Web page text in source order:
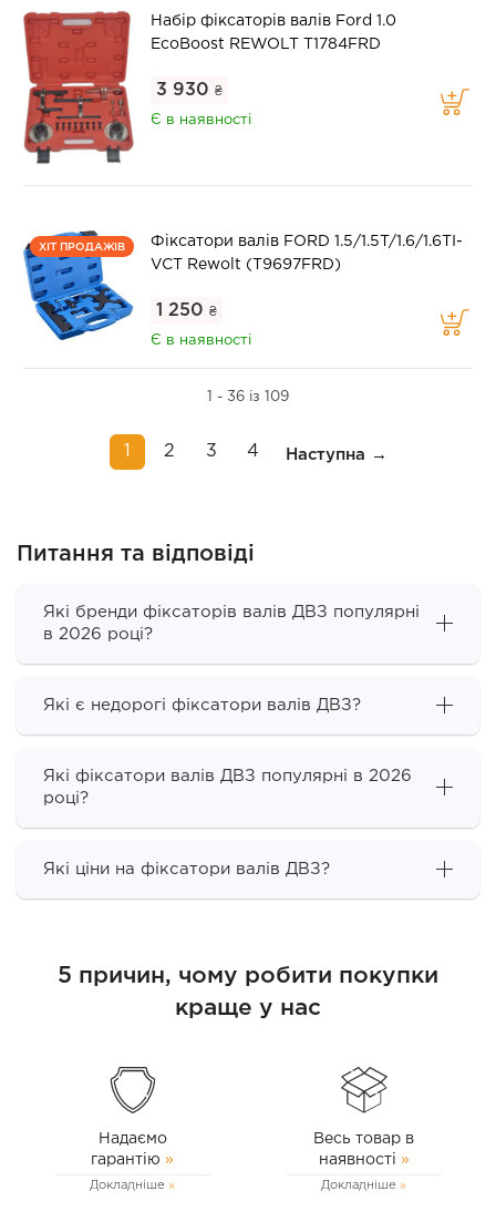
Набір фіксаторів валів Ford 1.0
EcoBoost REWOLT T1784FRD
3 930 ₴
Є в наявності
ХІТ ПРОДАЖІВ
Фіксатори валів FORD 1.5/1.5T/1.6/1.6TI-
VCT Rewolt (T9697FRD)
1 250 ₴
Є в наявності
1 - 36 із 109
2 3 4 Наступна
Питання та відповіді
Які бренди фіксаторів валів ДВЗ популярні
в 2026 році?
Які є недорогі фіксатори валів ДВЗ?
Які фіксатори валів ДВЗ популярні в 2026
році?
Які ціни на фіксатори валів ДВЗ?
5 причин, чому робити покупки
краще у нас
Надаємо
гарантію »
Докладніше
Весь товар в
наявності »
Докладніше